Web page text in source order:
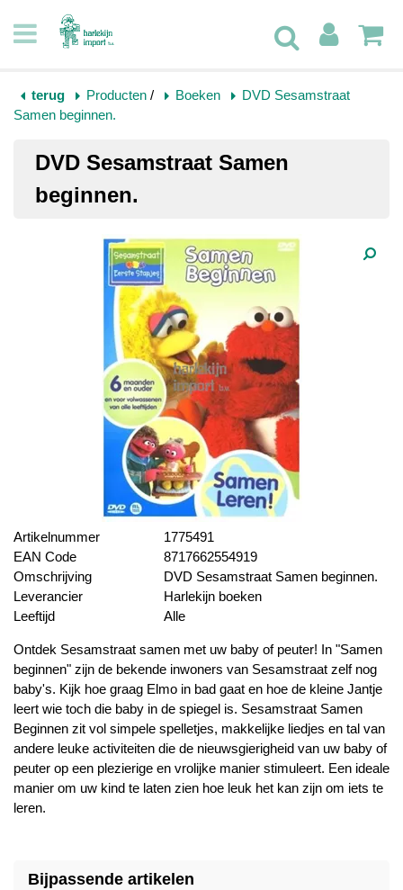
terug Producten / Boeken
DVD Sesamstraat
Samen beginnen.
DVD Sesamstraat Samen
beginnen.
Artikelnummer
1775491
EAN Code
8717662554919
Omschrijving
DVD Sesamstraat Samen beginnen.
Leverancier
Harlekijn boeken
Leeftijd
Alle
Ontdek Sesamstraat samen met uw baby of peuter! In "Samen
beginnen" zijn de bekende inwoners van Sesamstraat zelf nog
baby's. Kijk hoe graag Elmo in bad gaat en hoe de kleine Jantje
leert wie toch die baby in de spiegel is. Sesamstraat Samen
Beginnen zit vol simpele spelletjes, makkelijke liedjes en tal van
andere leuke activiteiten die de nieuwsgierigheid van uw baby of
peuter op een plezierige en vrolijke manier stimuleert. Een ideale
manier om uw kind te laten zien hoe leuk het kan zijn om iets te
leren.
Bijpassende artikelen